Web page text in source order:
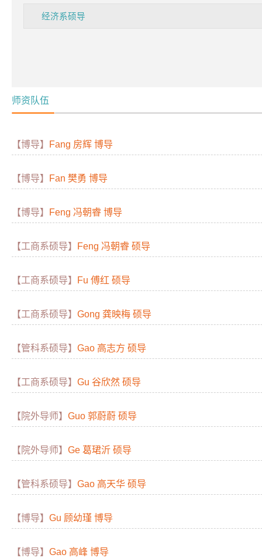
经济系硕导
师资队伍
【博导】 Fang 房辉 博导
【博导】 Fan 樊勇 博导
【博导】 Feng 冯朝睿 博导
【工商系硕导】 Feng 冯朝睿 硕导
【工商系硕导】 Fu 傅红 硕导
【工商系硕导】 Gong 龚映梅 硕导
【管科系硕导】 Gao 高志方 硕导
【工商系硕导】 Gu 谷欣然 硕导
【院外导师】 Guo 郭蔚蔚 硕导
【院外导师】 Ge 葛珺沂 硕导
【管科系硕导】 Gao 高天华 硕导
【博导】 Gu 顾幼瑾 博导
【博导】 Gao 高峰 博导